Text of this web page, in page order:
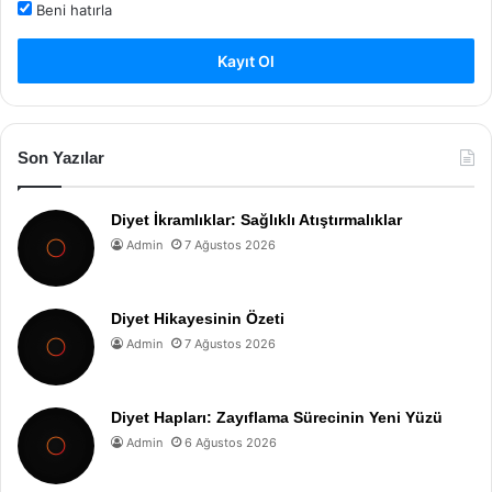
Beni hatırla
Kayıt Ol
Son Yazılar
Diyet İkramlıklar: Sağlıklı Atıştırmalıklar
Admin 7 Ağustos 2026
Diyet Hikayesinin Özeti
Admin 7 Ağustos 2026
Diyet Hapları: Zayıflama Sürecinin Yeni Yüzü
Admin 6 Ağustos 2026